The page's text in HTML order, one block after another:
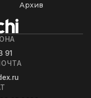
Архив
91